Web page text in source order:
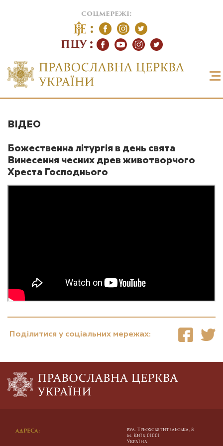
соцмережі:
ПЦУ
ВІДЕО
Божественна літургія в день свята
Винесення чесних древ животворчого
Хреста Господнього
Поділитися у соціальних мережах:
АДРЕСА:
вул. Трьохсвятительська, 8
м. Київ, 01001
Україна